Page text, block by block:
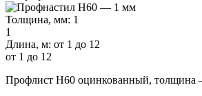
Толщина, мм: 1
1
Длина, м: от 1 до 12
от 1 до 12
Профлист Н60 оцинкованный,